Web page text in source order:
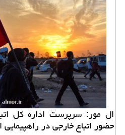
ال مور: سرپرست اداره كل
حضور اتباع خارجی در